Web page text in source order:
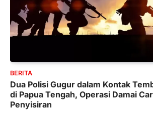
BERITA
Dua Polisi Gugur dalam Kontak
di Papua Tengah, Operasi Damai
Penyisiran